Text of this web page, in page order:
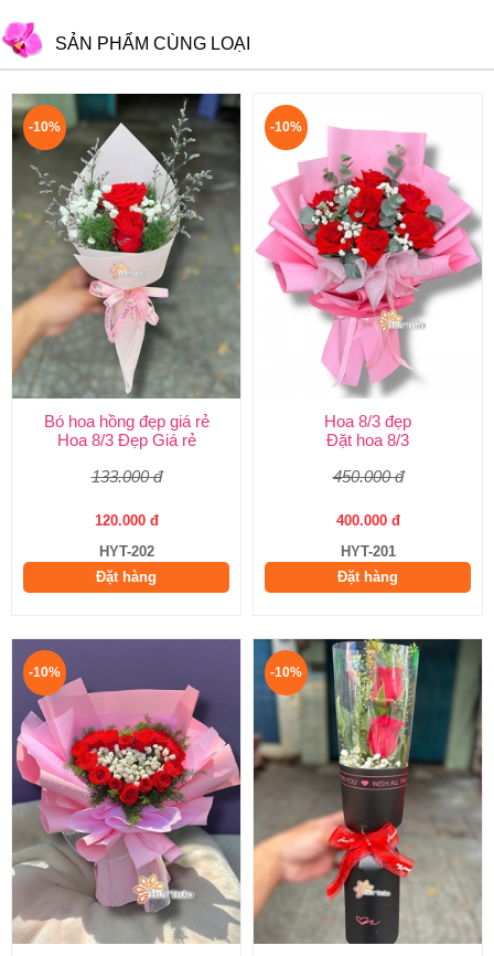
SẢN PHẨM CÙNG LOẠI
-10%
Bó hoa hồng đẹp giá rẻ
Hoa 8/3 Đẹp Giá rẻ
133.000 đ
120.000 đ
HYT-202
Đặt hàng
-10%
Hoa 8/3 đẹp
Đặt hoa 8/3
450.000 đ
400.000 đ
HYT-201
Đặt hàng
-10% -10%